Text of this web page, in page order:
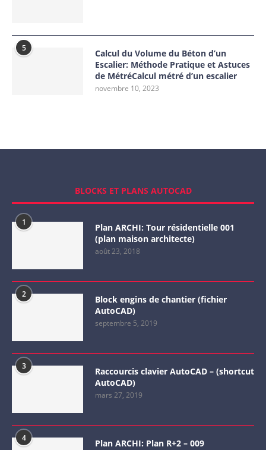
5
Calcul du Volume du Béton d’un
Escalier: Méthode Pratique et Astuces
de MétréCalcul métré d’un escalier
novembre 10, 2023
BLOCKS ET PLANS AUTOCAD
1
Plan ARCHI: Tour résidentielle 001
(plan maison architecte)
août 23, 2018
2
Block engins de chantier (fichier
AutoCAD)
septembre 5, 2019
3
Raccourcis clavier AutoCAD – (shortcut
AutoCAD)
mars 27, 2019
4 Plan ARCHI: Plan R+2 – 009